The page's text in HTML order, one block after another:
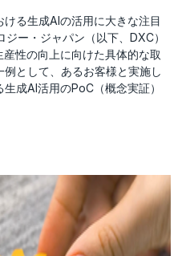
る生成AIの活用に大きな注目
ー・ジャパン（以下、DXC）
性の向上に向けた具体的な取
として、あるお客様と実施し
成AI活用のPoC（概念実証）